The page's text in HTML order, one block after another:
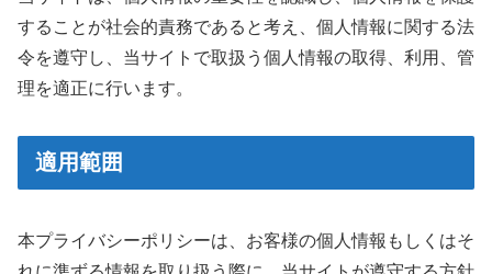
することが社会的責務であると考え、個人情報に関する法
令を遵守し、当サイトで取扱う個人情報の取得、利用、管
理を適正に行います。
適用範囲
本プライバシーポリシーは、お客様の個人情報もしくはそ